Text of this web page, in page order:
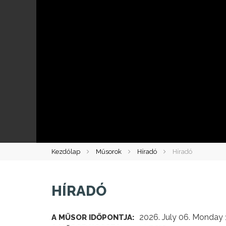
Kezdőlap Műsorok Híradó Híradó
HÍRADÓ
A MŰSOR IDŐPONTJA: 2026. July 06. Monday